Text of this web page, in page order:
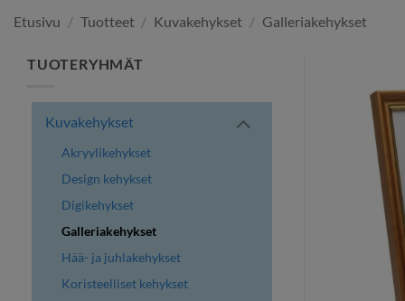
Etusivu / Tuotteet / Kuvakehykset / Galleriakehykset
TUOTERYHMÄT
Kuvakehykset
Akryylikehykset
Design kehykset
Digikehykset
Galleriakehykset
Hää- ja juhlakehykset
Koristeelliset kehykset